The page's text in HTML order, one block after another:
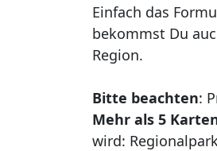
Einfach das
bekommst Du
Region.
Bitte beachten:
Mehr als 5
wird: